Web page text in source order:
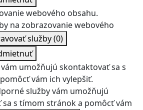
webového obsahu.
na zobrazovanie webového
služby(0)
umožňujú skontaktovať sa s
vám ich vylepšiť.
služby vám umožňujú
s tímom stránok a pomôcť vám